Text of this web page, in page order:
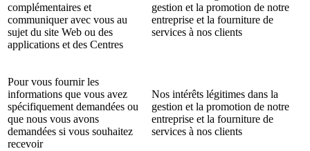
complémentaires et
communiquer avec vous au
sujet du site Web ou des
applications et des Centres
gestion et la promotion de notre
entreprise et la fourniture de
services à nos clients
Pour vous fournir les
informations que vous avez
spécifiquement demandées ou
que nous vous avons
demandées si vous souhaitez
recevoir
Nos intérêts légitimes dans la
gestion et la promotion de notre
entreprise et la fourniture de
services à nos clients